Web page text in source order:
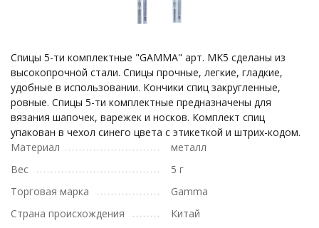
Спицы 5-ти комплектные "GAMMA" арт. MK5 сделаны из
высокопрочной стали. Спицы прочные, легкие, гладкие,
удобные в использовании. Кончики спиц закругленные,
ровные. Спицы 5-ти комплектные предназначены для
вязания шапочек, варежек и носков. Комплект спиц
упакован в чехол синего цвета с этикеткой и штрих-кодом.
Материал
металл
Вес
5 г
Торговая марка
Gamma
Страна происхождения
Китай